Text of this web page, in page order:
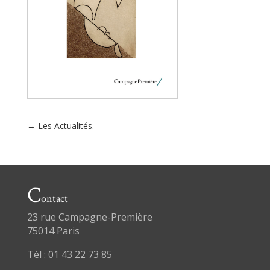
→ Les Actualités.
Contact
23 rue Campagne-Première
75014 Paris
Tél : 01 43 22 73 85